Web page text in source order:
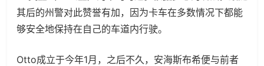
其后的州警对此赞誉有加，因为卡车在多数情况下都能
够安全地保持在自己的车道内行驶。
Otto成立于今年1月，之后不久，安海斯布希便与前者